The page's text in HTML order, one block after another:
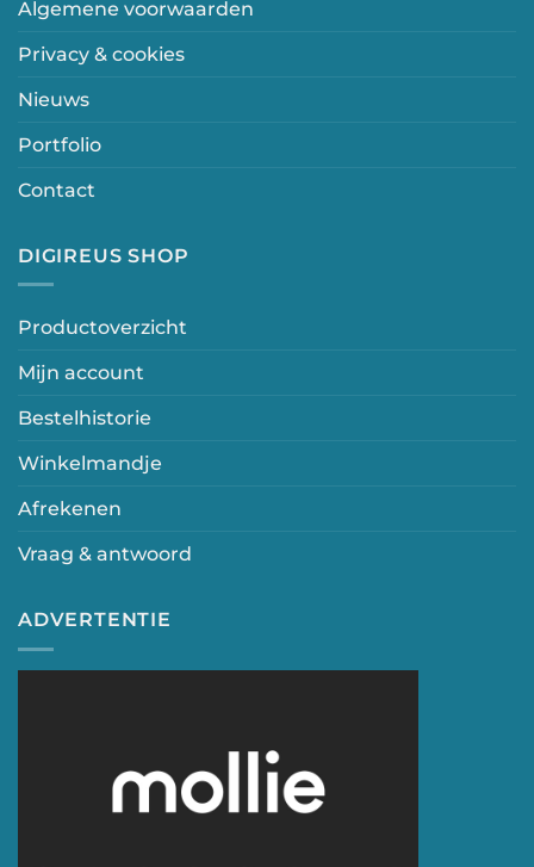
Algemene voorwaarden
Privacy & cookies
Nieuws
Portfolio
Contact
DIGIREUS SHOP
Productoverzicht
Mijn account
Bestelhistorie
Winkelmandje
Afrekenen
Vraag & antwoord
ADVERTENTIE